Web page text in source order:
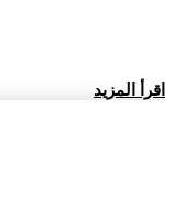
اقرأ المزيد